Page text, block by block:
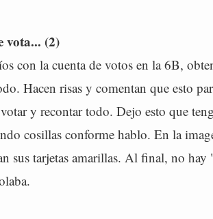
vota... (2)
con la cuenta de votos en la 6B,
Hacen risas y comentan que esto
y recontar todo. Dejo esto que
cosillas conforme hablo. En la
sus tarjetas amarillas. Al final, no